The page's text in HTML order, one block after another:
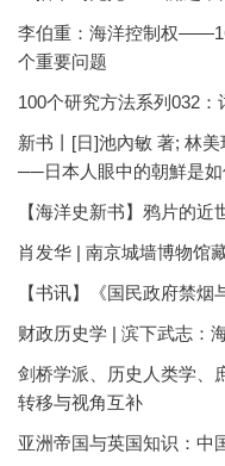
李伯重：海洋控制权
个重要问题
100个研究方法系列032：
新书丨[日]池內敏 著; 林
──日本人眼中的朝鮮是
【海洋史新书】鸦片的
肖发华 | 南京城墙博物馆
【书讯】《国民政府禁
财政历史学 | 滨下武志：
剑桥学派、历史人类学、
转移与视角互补
亚洲帝国与英国知识：中